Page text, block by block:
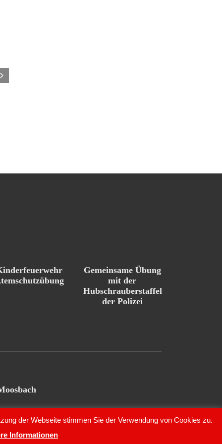
Gemeinsame Übung
mit der
Hubschrauberstaffel
der Polizei
der Webseite stimmen Sie der Verwendung von Cookies zu.
Informationen